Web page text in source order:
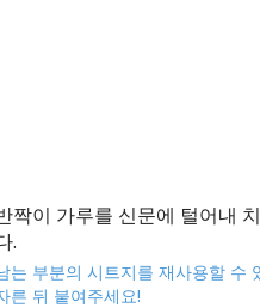
짝이 가루를 신문에 털어내
.
는 부분의 시트지를 재사용할 수
른 뒤 붙여주세요!